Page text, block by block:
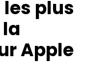
plus
Apple